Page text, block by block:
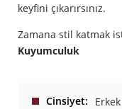
keyfini çıkarırsınız.
Zamana stil katmak
Kuyumculuk
Cinsiyet Erkek